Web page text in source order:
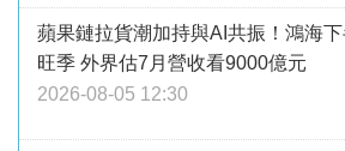
蘋果鏈拉貨潮加持與AI共振！鴻海
旺季 外界估7月營收看9000億元
2026-08-05 12:30